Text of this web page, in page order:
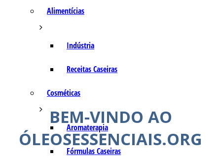
Alimentícias
Indústria
Receitas Caseiras
Cosméticas
Aromaterapia
Fórmulas Caseiras
BEM-VINDO AO
ÓLEOSESSENCIAIS.ORG